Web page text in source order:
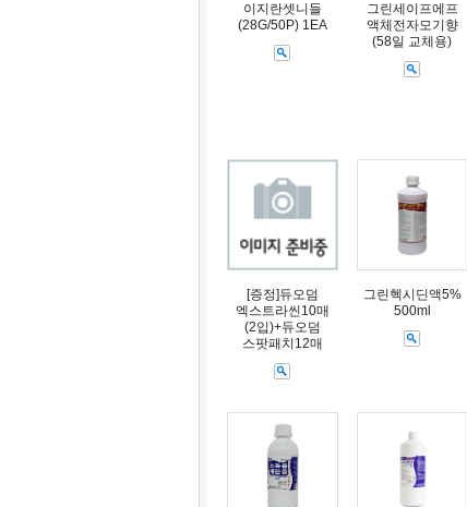
이지란셋니들
(28G/50P) 1EA
그린세이프에프
액체전자모기향
(58일 교체용)
[증정]듀오덤
엑스트라씬10매
(2입)+듀오덤
스팟패치12매
그린헥시딘액5%
500ml